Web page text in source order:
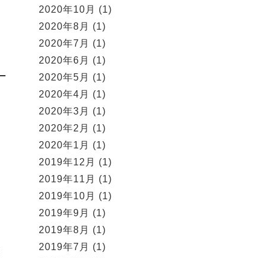
2020年10月
(1)
2020年8月
(1)
2020年7月
(1)
2020年6月
(1)
2020年5月
(1)
2020年4月
(1)
2020年3月
(1)
2020年2月
(1)
2020年1月
(1)
2019年12月
(1)
2019年11月
(1)
2019年10月
(1)
2019年9月
(1)
2019年8月
(1)
2019年7月
(1)